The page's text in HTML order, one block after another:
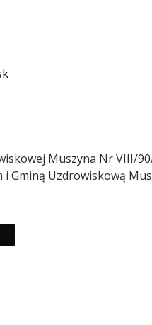
Muszyna Nr VIII/
Gminą Uzdrowiskową